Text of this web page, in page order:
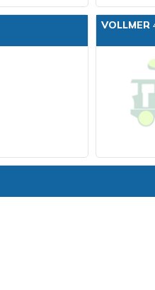
VOLLMER